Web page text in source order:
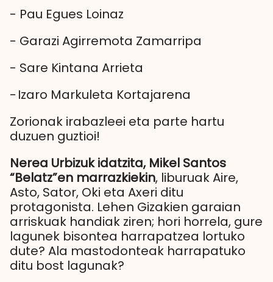
- Pau Egues Loinaz
- Garazi Agirremota Zamarripa
- Sare Kintana Arrieta
- Izaro Markuleta Kortajarena
Zorionak irabazleei eta parte hartu
duzuen guztioi!
Nerea Urbizuk idatzita, Mikel Santos
“Belatz”en marrazkiekin, liburuak Aire,
Asto, Sator, Oki eta Axeri ditu
protagonista. Lehen Gizakien garaian
arriskuak handiak ziren; hori horrela, gure
lagunek bisontea harrapatzea lortuko
dute? Ala mastodonteak harrapatuko
ditu bost lagunak?